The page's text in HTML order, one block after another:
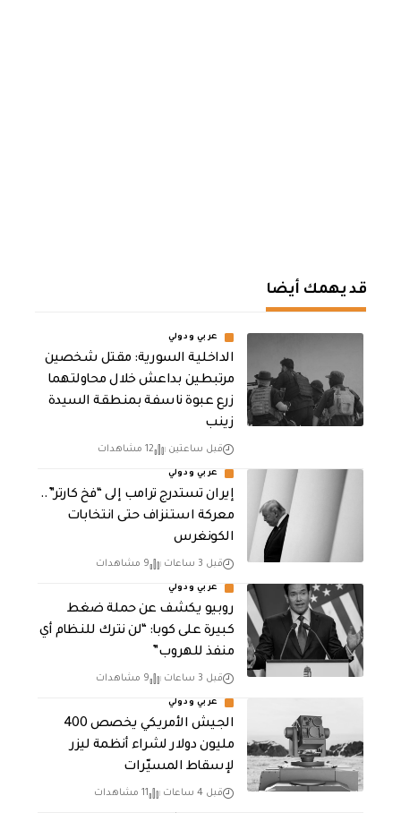
قد يهمك أيضا
عربي ودولي
الداخلية السورية: مقتل شخصين
مرتبطين بداعش خلال محاولتهما
زرع عبوة ناسفة بمنطقة السيدة
زينب
قبل ساعتين 12 مشاهدات
عربي ودولي
إيران تستدرج ترامب إلى “فخ كارتر”..
معركة استنزاف حتى انتخابات
الكونغرس
قبل 3 ساعات 9 مشاهدات
عربي ودولي
روبيو يكشف عن حملة ضغط
كبيرة على كوبا: “لن نترك للنظام أي
منفذ للهروب”
قبل 3 ساعات 9 مشاهدات
عربي ودولي
الجيش الأمريكي يخصص 400
مليون دولار لشراء أنظمة ليزر
لإسقاط المسيّرات
قبل 4 ساعات 11 مشاهدات